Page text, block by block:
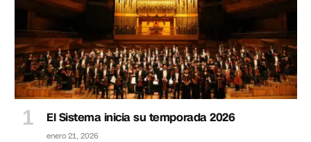
El Sistema inicia su temporada 2026
enero 21, 2026